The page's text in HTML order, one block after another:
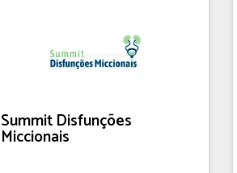
Summit Disfunções
Miccionais